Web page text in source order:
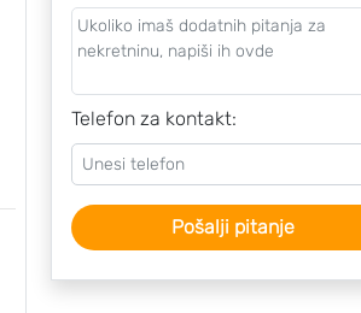
Telefon za kontakt:
Pošalji pitanje